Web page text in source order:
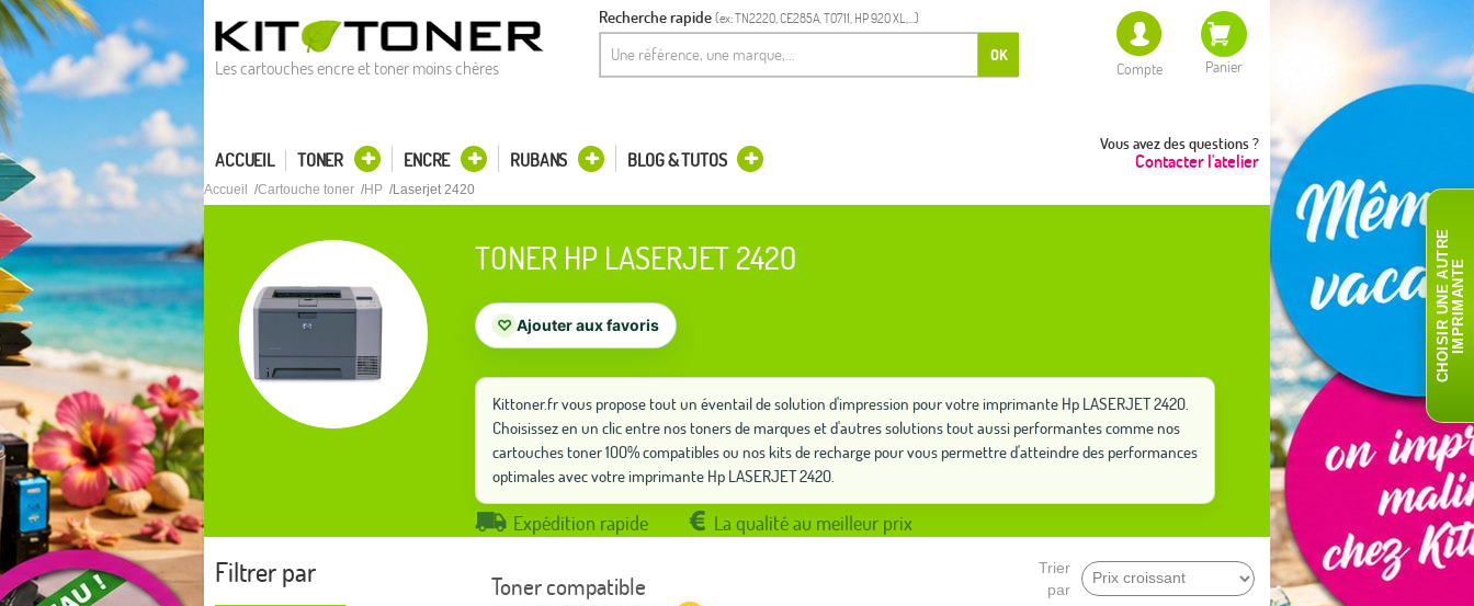
Les cartouches encre et toner moins chères
Recherche rapide (ex: TN2220, CE285A, T0711, HP 920 XL,...)
OK
Compte Panier
Vous avez des questions ?
Contacter l'atelier
ACCUEIL TONER ENCRE RUBANS BLOG & TUTOS
Accueil Cartouche toner HP Laserjet 2420
TONER HP LASERJET 2420
♡ Ajouter aux favoris
Kittoner.fr vous propose tout un éventail de solution d'impression pour votre imprimante Hp LASERJET 2420.
Choisissez en un clic entre nos toners de marques et d'autres solutions tout aussi performantes comme nos
cartouches toner 100% compatibles ou nos kits de recharge pour vous permettre d'atteindre des performances
optimales avec votre imprimante Hp LASERJET 2420.
Expédition rapide La qualité au meilleur prix
Filtrer par
Trier
par
Toner compatible
C
H
O
I
S
I
R
U
N
E
AU
T
R
E
I
M
P
R
I
M
A
N
TE